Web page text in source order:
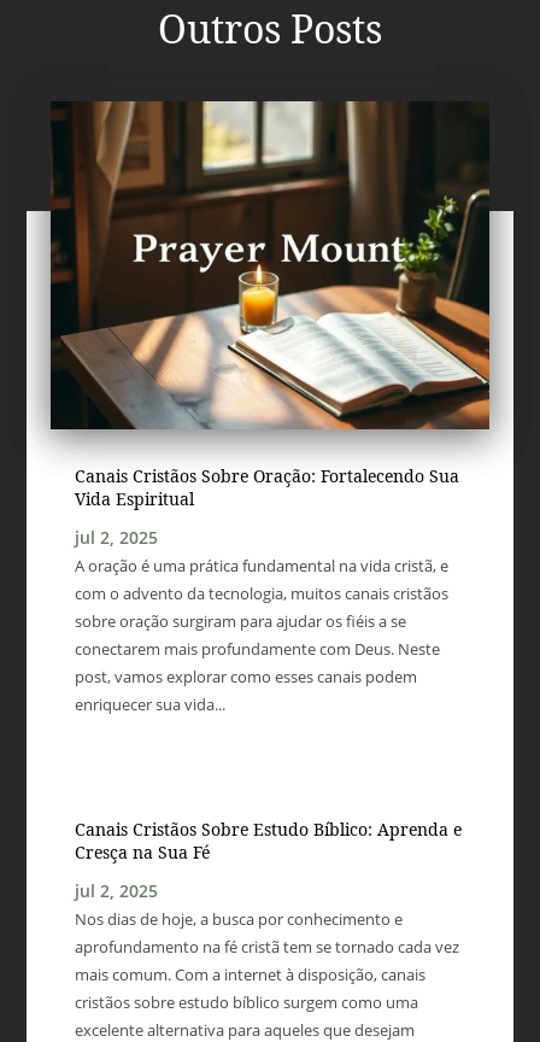
Outros Posts
Canais Cristãos Sobre Oração: Fortalecendo Sua
Vida Espiritual
jul 2, 2025
A oração é uma prática fundamental na vida cristã, e
com o advento da tecnologia, muitos canais cristãos
sobre oração surgiram para ajudar os fiéis a se
conectarem mais profundamente com Deus. Neste
post, vamos explorar como esses canais podem
enriquecer sua vida...
Canais Cristãos Sobre Estudo Bíblico: Aprenda e
Cresça na Sua Fé
jul 2, 2025
Nos dias de hoje, a busca por conhecimento e
aprofundamento na fé cristã tem se tornado cada vez
mais comum. Com a internet à disposição, canais
cristãos sobre estudo bíblico surgem como uma
excelente alternativa para aqueles que desejam